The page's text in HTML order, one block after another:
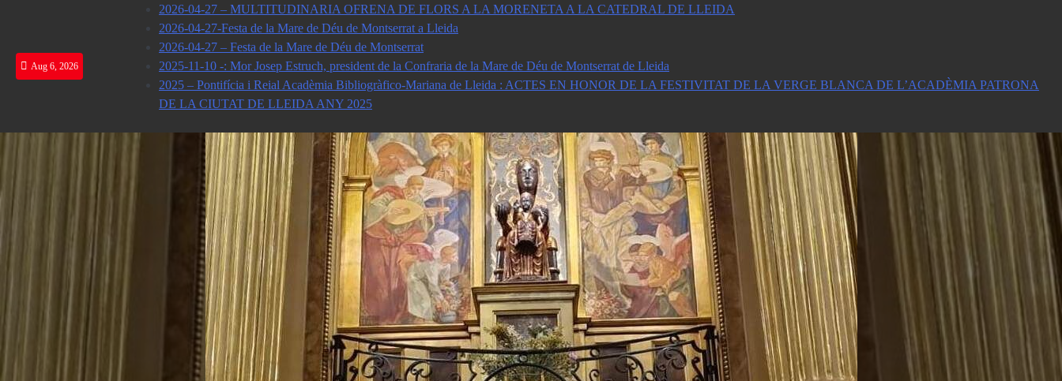
Aug 6, 2026
2026-04-27 – MULTITUDINARIA OFRENA DE FLORS A LA MORENETA A LA CATEDRAL DE LLEIDA
2026-04-27-Festa de la Mare de Déu de Montserrat a Lleida
2026-04-27 – Festa de la Mare de Déu de Montserrat
2025-11-10 -: Mor Josep Estruch, president de la Confraria de la Mare de Déu de Montserrat de Lleida
2025 – Pontifícia i Reial Acadèmia Bibliogràfico-Mariana de Lleida : ACTES EN HONOR DE LA FESTIVITAT DE LA VERGE BLANCA DE L’ACADÈMIA PATRONA
DE LA CIUTAT DE LLEIDA ANY 2025